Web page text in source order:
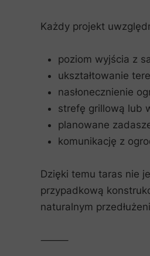
Każdy projekt
poziom wyjścia z
ukształtowanie
nasłonecznienie
strefę grillową lub
planowane
komunikację z
Dzięki temu taras nie
przypadkową
naturalnym
⸻